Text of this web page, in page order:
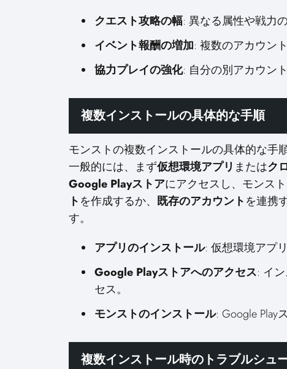
クエスト攻略の幅: 異なる属性や戦力
イベント報酬の増加: 複数のアカウン
協力プレイの強化: 自分の別アカウン
複数インストールの具体的な手順
モンストの複数インストールの具体的な手
一般的には、まず仮想環境アプリ またはク
Google Playストアにアクセスし、モンス
トを作成するか、 既存のアカウントを連携
す。
アプリのインストール: 仮想環境アプ
Google Playストアへのアクセス: イ
セス。
モンストのインストール: Google Play
複数インストール時のトラブルシュ